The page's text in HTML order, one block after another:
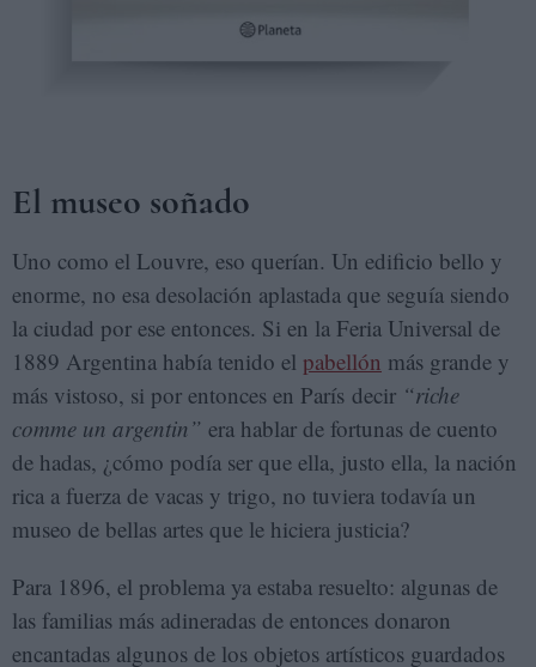
El museo soñado
Uno como el Louvre, eso querían. Un edificio bello y
enorme, no esa desolación aplastada que seguía siendo
la ciudad por ese entonces. Si en la Feria Universal de
1889 Argentina había tenido el pabellón más grande y
más vistoso, si por entonces en París decir “riche
comme un argentin” era hablar de fortunas de cuento
de hadas, ¿cómo podía ser que ella, justo ella, la nación
rica a fuerza de vacas y trigo, no tuviera todavía un
museo de bellas artes que le hiciera justicia?
Para 1896, el problema ya estaba resuelto: algunas de
las familias más adineradas de entonces donaron
encantadas algunos de los objetos artísticos guardados